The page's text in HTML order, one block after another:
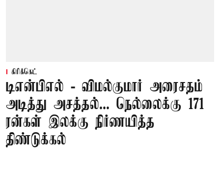
கிரிக்கெட்
டிஎன்பிஎல் - விமல்குமார் அரைசதம்
அடித்து அசத்தல்... நெல்லைக்கு 171
ரன்கள் இலக்கு நிர்ணயித்த
திண்டுக்கல்